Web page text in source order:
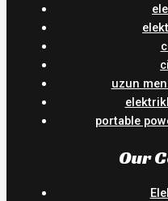
uzun
portable
Our